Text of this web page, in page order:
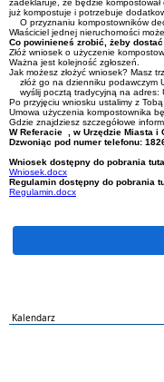
zadeklaruje, że będzie
już kompostuje i potrzebuje
O przyznaniu kompostowników
Właściciel jednej nieruchomości
Co powinieneś zrobić, żeby
Złóż wniosek o użyczenie
Ważna jest kolejność zgłoszeń.
Jak możesz złożyć wniosek? Masz
złóż go na dzienniku podawczym
wyślij pocztą tradycyjną na adres:
Po przyjęciu wniosku ustalimy z
Umowa użyczenia kompostownika
Gdzie znajdziesz szczegółowe
W Referacie , w Urzędzie Miasta i
Dzwoniąc pod numer telefonu:
Wniosek dostępny do pobrania
Wniosek.docx
Regulamin dostępny do pobrania
Regulamin.docx
Kalendarz